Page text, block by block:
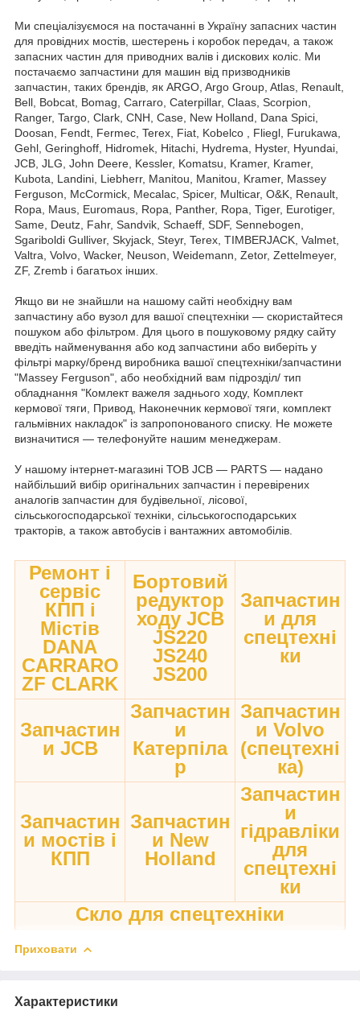
Ми спеціалізуємося на постачанні в Україну запасних частин
для провідних мостів, шестерень і коробок передач, а також
запасних частин для приводних валів і дискових коліс. Ми
постачаємо запчастини для машин від призводників
запчастин, таких брендів, як ARGO, Argo Group, Atlas, Renault,
Bell, Bobcat, Bomag, Carraro, Caterpillar, Claas, Scorpion,
Ranger, Targo, Clark, CNH, Case, New Holland, Dana Spici,
Doosan, Fendt, Fermec, Terex, Fiat, Kobelco , Fliegl, Furukawa,
Gehl, Geringhoff, Hidromek, Hitachi, Hydrema, Hyster, Hyundai,
JCB, JLG, John Deere, Kessler, Komatsu, Kramer, Kramer,
Kubota, Landini, Liebherr, Manitou, Manitou, Kramer, Massey
Ferguson, McCormick, Mecalac, Spicer, Multicar, O&K, Renault,
Ropa, Maus, Euromaus, Ropa, Panther, Ropa, Tiger, Eurotiger,
Same, Deutz, Fahr, Sandvik, Schaeff, SDF, Sennebogen,
Sgariboldi Gulliver, Skyjack, Steyr, Terex, TIMBERJACK, Valmet,
Valtra, Volvo, Wacker, Neuson, Weidemann, Zetor, Zettelmeyer,
ZF, Zremb і багатьох інших.
Якщо ви не знайшли на нашому сайті необхідну вам
запчастину або вузол для вашої спецтехніки — скористайтеся
пошуком або фільтром. Для цього в пошуковому рядку сайту
введіть найменування або код запчастини або виберіть у
фільтрі марку/бренд виробника вашої спецтехніки/запчастини
"Massey Ferguson", або необхідний вам підрозділ/ тип
обладнання "Комлект важеля заднього ходу, Комплект
кермової тяги, Привод, Наконечник кермової тяги, комплект
гальмівних накладок" із запропонованого списку. Не можете
визначитися — телефонуйте нашим менеджерам.
У нашому інтернет-магазині ТОВ JCB — PARTS — надано
найбільший вибір оригінальних запчастин і перевірених
аналогів запчастин для будівельної, лісової,
сільськогосподарської техніки, сільськогосподарських
тракторів, а також автобусів і вантажних автомобілів.
Ремонт і
сервіс
КПП і
Містів
DANA
CARRARO
ZF CLARK
Бортовий
редуктор
ходу JCB
JS220
JS240
JS200
Запчастин
и для
спецтехні
ки
Запчастин
и JCB
Запчастин
и
Катерпіла
р
Запчастин
и Volvo
(спецтехні
ка)
Запчастин
и мостів і
КПП
Запчастин
и New
Holland
Запчастин
и
гідравліки
для
спецтехні
ки
Скло для спецтехніки
Приховати
Характеристики